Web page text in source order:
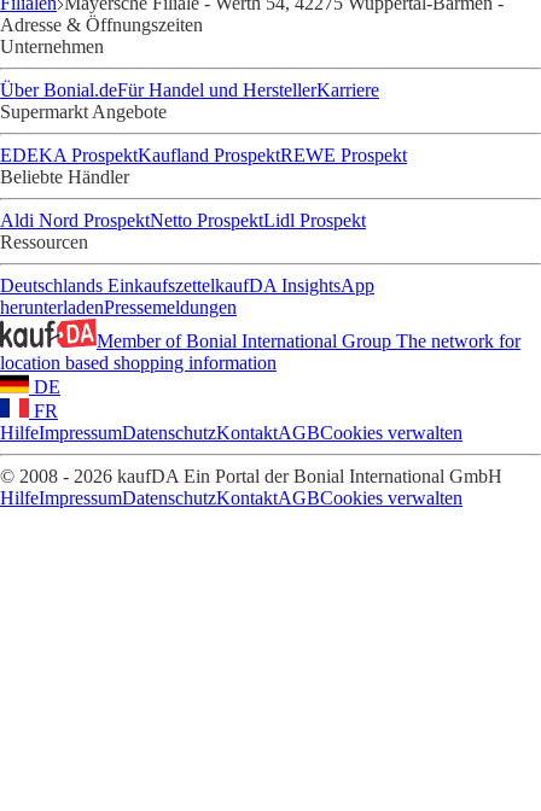
Adresse & Öffnungszeiten
Unternehmen
Über Bonial.deFür Handel und HerstellerKarriere
Supermarkt Angebote
EDEKA ProspektKaufland ProspektREWE Prospekt
Beliebte Händler
Aldi Nord ProspektNetto ProspektLidl Prospekt
Ressourcen
Deutschlands EinkaufszettelkaufDA InsightsApp
herunterladenPressemeldungen
Member of Bonial International Group The network for
location based shopping information
DE
FR
HilfeImpressumDatenschutzKontaktAGBCookies verwalten
© 2008 - 2026 kaufDA Ein Portal der Bonial International GmbH
HilfeImpressumDatenschutzKontaktAGBCookies verwalten